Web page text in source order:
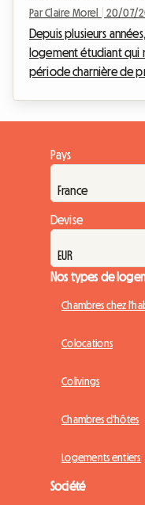
étudiants italiens
Par Claire Morel 20/07/
Depuis plusieurs
logement étudiant qui
période charnière de
universitaires du pays.
prestigieuses
plus de simples actes
Pays
Devise
Nos types de
Chambres chez
Colocations
Colivings
Chambres d'hôtes
Logements entiers
Société